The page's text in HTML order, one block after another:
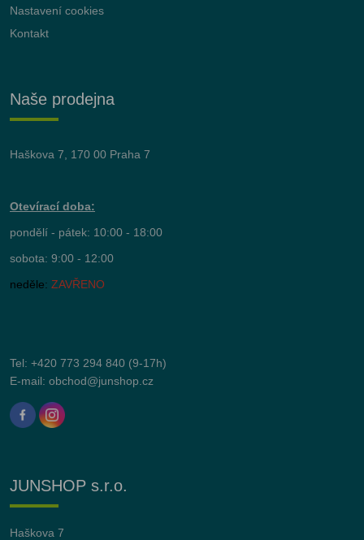
Nastavení cookies
Kontakt
Naše prodejna
Haškova 7, 170 00 Praha 7
Otevírací doba:
pondělí - pátek: 10:00 - 18:00
sobota: 9:00 - 12:00
neděle: ZAVŘENO
Tel: +420 773 294 840 (9-17h)
E-mail: obchod@junshop.cz
JUNSHOP s.r.o.
Haškova 7